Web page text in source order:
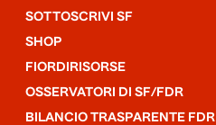
SOTTOSCRIVI SF
SHOP
FIORDIRISORSE
OSSERVATORI DI SF/FDR
BILANCIO TRASPARENTE FDR